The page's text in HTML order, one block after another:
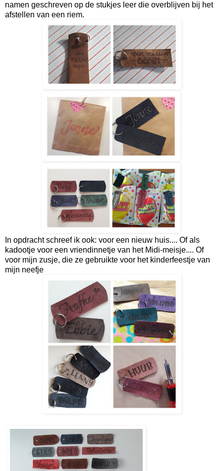
namen geschreven op de stukjes leer die overblijven bij het
afstellen van een riem.
In opdracht schreef ik ook: voor een nieuw huis.... Of als
kadootje voor een vriendinnetje van het Midi-meisje.... Of
voor mijn zusje, die ze gebruikte voor het kinderfeestje van
mijn neefje